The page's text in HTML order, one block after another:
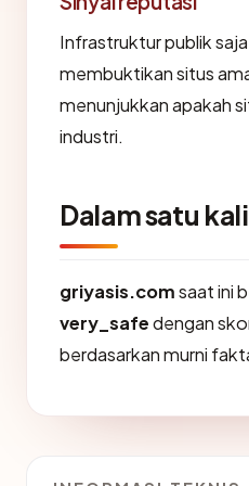
Infrastruktur publik
membuktikan situs
menunjukkan apakah
industri.
Dalam satu
griyasis.comsaat ini
very_safedengan
berdasarkan murni